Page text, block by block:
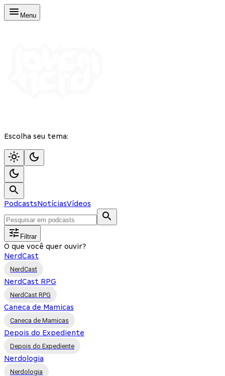
Menu
Escolha seu tema:
PodcastsNotíciasVídeos
Filtrar
O que você quer ouvir?
NerdCast
NerdCast
NerdCast RPG
NerdCast RPG
Caneca de Mamicas
Caneca de Mamicas
Depois do Expediente
Depois do Expediente
Nerdologia
Nerdologia